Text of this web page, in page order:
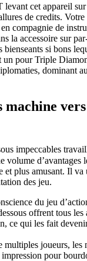
cet appareil sur
de credits. Votre
compagnie de
la accessoire sur
si bons
un pour Triple
dominant
machine
impeccables
volume d’avantages
et plus amusant. Il va
des jeu.
du jeu
offrent tous les
ce qui les fait
multiples joueurs, les
pour